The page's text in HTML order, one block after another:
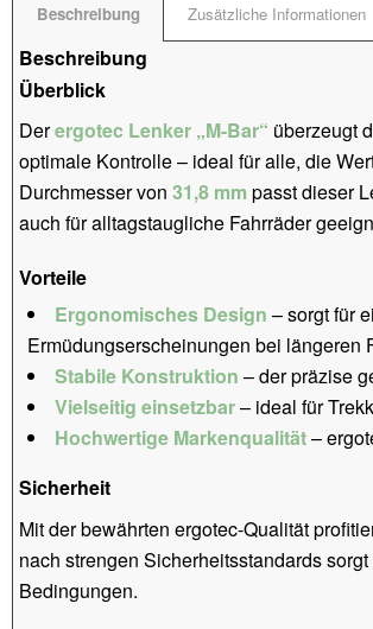
Beschreibung Zusätzliche Informationen
Beschreibung
Überblick
Derergotec Lenker „M-Bar“ überzeugt
optimale Kontrolle – ideal für alle, die
Durchmesser von31,8 mm passt dieser
auch für alltagstaugliche Fahrräder
Vorteile
Ergonomisches Design – sorgt für
Ermüdungserscheinungen bei längeren
Stabile Konstruktion – der präzise
Vielseitig einsetzbar– ideal für
Hochwertige Markenqualität–
Sicherheit
Mit der bewährten ergotec-Qualität
nach strengen Sicherheitsstandards
Bedingungen.